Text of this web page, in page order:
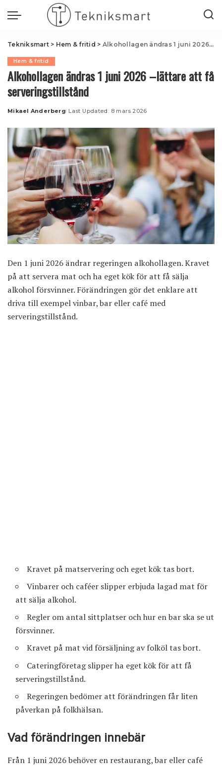
Tekniksmart> Hem & fritid > Alkohollagen ändras 1 juni 2026 –lättare att få serveringstillstånd
Hem & fritid
Alkohollagen ändras 1 juni 2026 –lättare att få
serveringstillstånd
Posted
Mikael Anderberg Last Updated: 8 mars 2026
Den 1 juni 2026 ändrar regeringen alkohollagen. Kravet
på att servera mat och ha eget kök för att få sälja
alkohol försvinner. Förändringen gör det enklare att
driva till exempel vinbar, bar eller café med
serveringstillstånd.
Kravet på matservering och eget kök tas bort.
Vinbarer och caféer slipper erbjuda lagad mat för
att sälja alkohol.
Regler om antal sittplatser och hur en bar ska se ut
försvinner.
Kravet på mat vid försäljning av folköl tas bort.
Cateringföretag slipper ha eget kök för att få
serveringstillstånd.
Regeringen bedömer att förändringen får liten
påverkan på folkhälsan.
Vad förändringen innebär
Från 1 juni 2026 behöver en restaurang, bar eller café